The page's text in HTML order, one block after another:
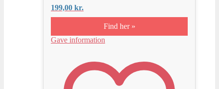
199,00 kr.
Find her »
Gave information